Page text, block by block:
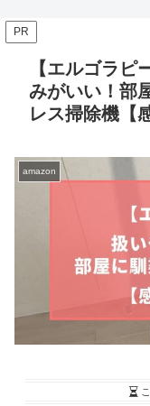
PR
【エルゴラピ
みがいい！部
レス掃除機【
amazon